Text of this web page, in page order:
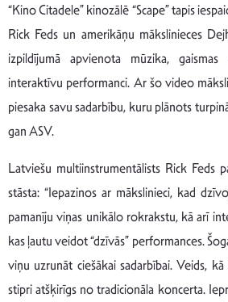
“Kino Citadele” kinozālē “Scape” tapis
Rick Feds un amerikāņu mākslinieces
izpildījumā apvienota mūzika,
interaktīvu performanci. Ar šo video
piesaka savu sadarbību, kuru plānots
gan ASV.
Latviešu multiinstrumentālists Rick Feds
stāsta: “Iepazinos ar mākslinieci, kad
pamanīju viņas unikālo rokrakstu, kā arī
kas ļautu veidot “dzīvās” performances.
viņu uzrunāt ciešākai sadarbībai. Veids,
stipri atšķirīgs no tradicionāla koncerta.